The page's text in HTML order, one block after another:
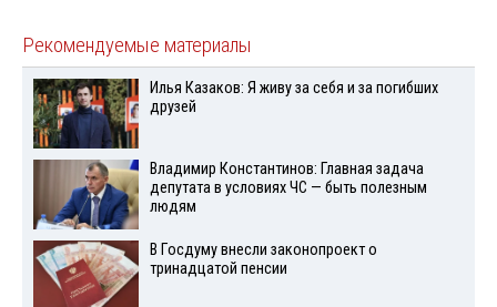
Рекомендуемые материалы
Илья Казаков: Я живу за себя и за погибших
друзей
Владимир Константинов: Главная задача
депутата в условиях ЧС — быть полезным
людям
В Госдуму внесли законопроект о
тринадцатой пенсии